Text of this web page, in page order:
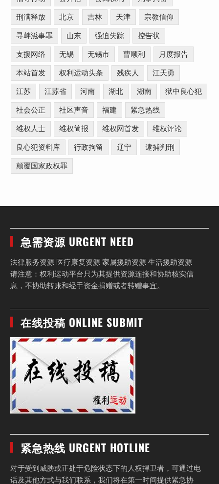
刑满释放 北京 吉林 天津 宗教信仰
寻衅滋事罪 山东 强迫失踪 控告状
支援网络 无锡 无锡市 曹顺利 月度报告
本站首发 权利运动头条 残疾人 江天勇
江苏 江苏省 河南 湖北 湖南 狱中良心犯
社会公正 社区声音 福建 紧急热线
维权人士 维权简报 维权网首发 维权评论
良心犯资料库 行政拘留 辽宁 逮捕判刑
颠覆国家政权罪
急需资源 URGENT NEED
法律服务资源 医疗康复资源 家属援助资源 生活援助资源
请注意：权利运动平台只为其提供资源连接和协助核实信
息，不协助转账和经手资金捐赠或者转赠事宜。
在线投稿 ONLINE SUBMIT
紧急热线 URGENT HOTLINE
对于受到威胁或正处于危险状态下的人权捍卫者，可通过电
话及其他方式与我们联系，我们将在第一时间提供紧急协